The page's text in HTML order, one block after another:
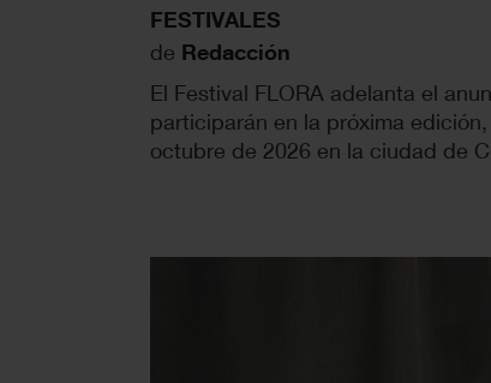
FESTIVALES
de Redacción
El Festival FLORA adelanta el
participarán en la próxima
octubre de 2026 en la ciudad de